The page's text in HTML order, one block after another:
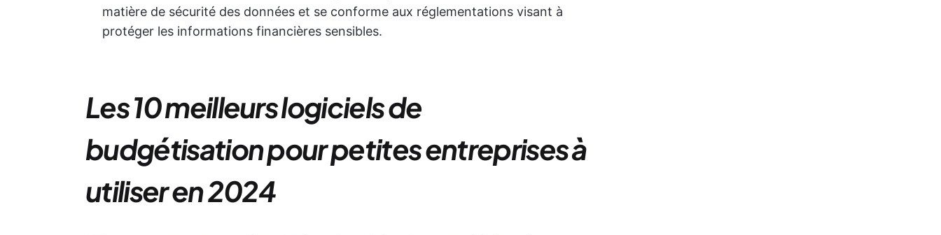
matière de sécurité des données et se conforme aux réglementations visant à
protéger les informations financières sensibles.
Les 10 meilleurs logiciels de
budgétisation pour petites entreprises à
utiliser en 2024